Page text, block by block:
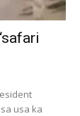
usa ka